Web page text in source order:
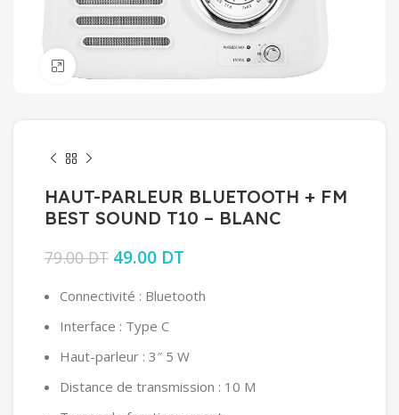
HAUT-PARLEUR BLUETOOTH + FM
BEST SOUND T10 – BLANC
79.00DT Le prix initial était : 79.00 DT.
49.00 DT
Connectivité : Bluetooth
Interface : Type C
Haut-parleur : 3″ 5 W
Distance de transmission : 10 M